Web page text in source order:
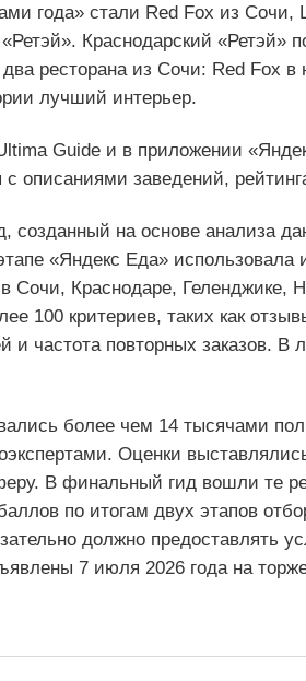
года» стали Red Fox из Сочи,
Краснодарский «Ретэй»
ресторана из Сочи: Red Fox
лучший интерьер.
Guide и в приложении
с описаниями заведений,
созданный на основе анализа
«Яндекс Еда» использовала
Сочи, Краснодаре, Геленджике,
100 критериев, таких как
и частота повторных заказов. В
более чем 14 тысячами
Оценки
В финальный гид вошли те
по итогам двух этапов
должно предоставлять
7 июля 2026 года на